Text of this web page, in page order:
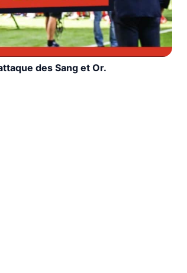
des Sang et Or.